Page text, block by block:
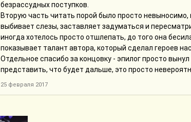
безрассудных поступков.
Вторую часть читать порой было просто
выбивает слезы, заставляет задуматься и
иногда хотелось просто отшлепать, до того она
показывает талант автора, который сделал героев
Отдельное спасибо за концовку - эпилог просто
представить, что будет дальше, это просто
25 февраля 2017